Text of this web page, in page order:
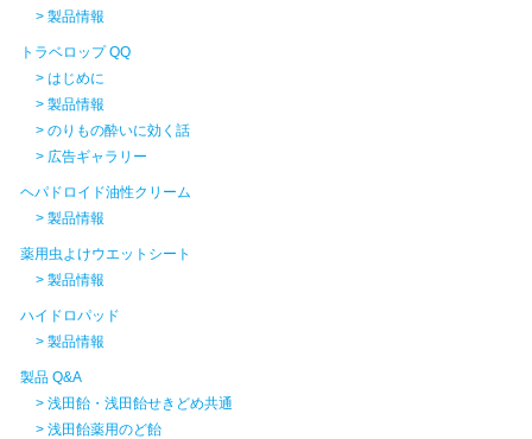
> 製品情報
トラベロップ QQ
> はじめに
> 製品情報
> のりもの酔いに効く話
> 広告ギャラリー
ヘパドロイド油性クリーム
> 製品情報
薬用虫よけウエットシート
> 製品情報
ハイドロパッド
> 製品情報
製品 Q&A
> 浅田飴・浅田飴せきどめ共通
> 浅田飴薬用のど飴